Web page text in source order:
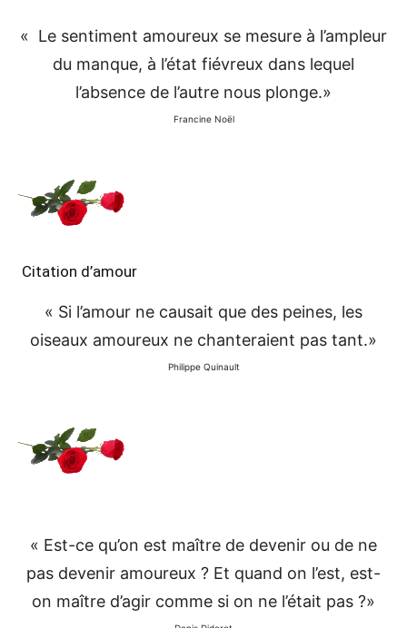
« Le sentiment amoureux se mesure à l’ampleur
du manque, à l’état fiévreux dans lequel
l’absence de l’autre nous plonge.»
Francine Noël
Citation d’amour
« Si l’amour ne causait que des peines, les
oiseaux amoureux ne chanteraient pas tant.»
Philippe Quinault
« Est-ce qu’on est maître de devenir ou de ne
pas devenir amoureux ? Et quand on l’est, est-
on maître d’agir comme si on ne l’était pas ?»